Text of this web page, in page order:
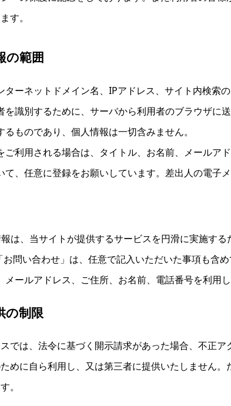
す。
の範囲
ターネットドメイン名、IPアドレス、サイト内検索
を識別するために、サーバから利用者のブラウザ
るものであり、個人情報は一切含みません。
ご利用される場合は、タイトル、お名前、メール
て、任意に登録をお願いしています。差出人の電子
は、当サイトが提供するサービスを円滑に実施する
お問い合わせ」は、任意で記入いただいた事項も含
ールアドレス、ご住所、お名前、電話番号を利用し
の制限
では、法令に基づく開示請求があった場合、不正
めに自ら利用し、又は第三者に提供いたしません
。